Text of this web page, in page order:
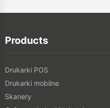
Products
Drukarki POS
Drukarki mobilne
Skanery